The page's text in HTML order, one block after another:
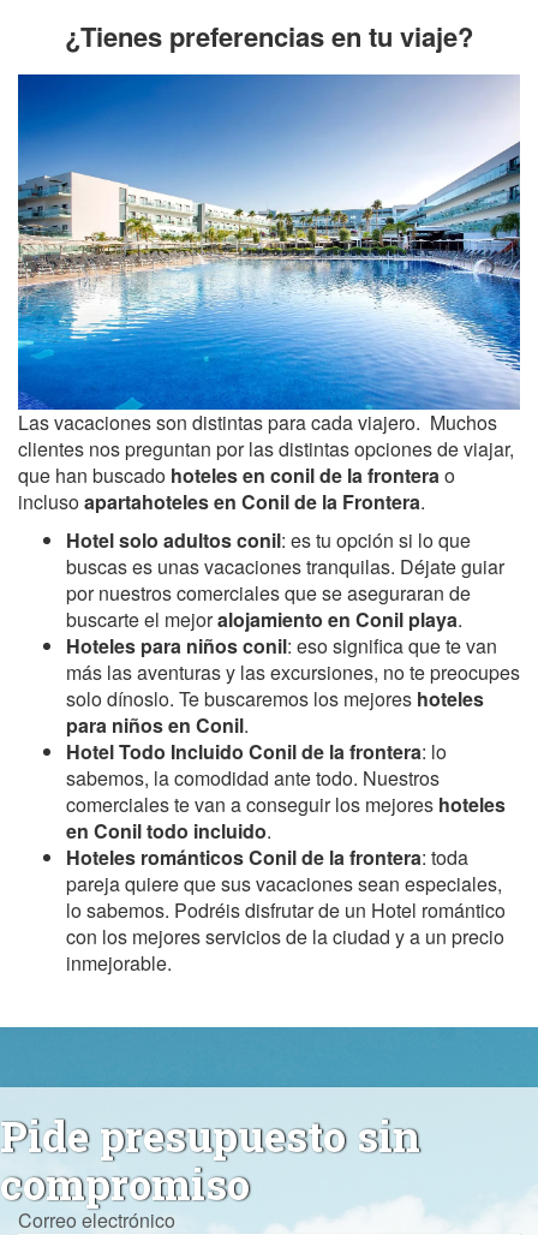
¿Tienes preferencias en tu viaje?
Las vacaciones son distintas para cada viajero. Muchos
clientes nos preguntan por las distintas opciones de viajar,
que han buscado hoteles en conil de la fronterao
inclusoapartahoteles en Conil de la Frontera.
Hotel solo adultos conil: es tu opción si lo que
buscas es unas vacaciones tranquilas. Déjate guiar
por nuestros comerciales que se aseguraran de
buscarte el mejoralojamiento en Conil playa.
Hoteles para niños conil: eso significa que te van
más las aventuras y las excursiones, no te preocupes
solo dínoslo. Te buscaremos los mejores hoteles
para niños en Conil.
Hotel Todo Incluido Conil de la frontera: lo
sabemos, la comodidad ante todo. Nuestros
comerciales te van a conseguir los mejores hoteles
en Conil todo incluido.
Hoteles románticos Conil de la frontera: toda
pareja quiere que sus vacaciones sean especiales,
lo sabemos. Podréis disfrutar de un Hotel romántico
con los mejores servicios de la ciudad y a un precio
inmejorable.
Pide presupuesto sin
compromiso
Correo electrónico